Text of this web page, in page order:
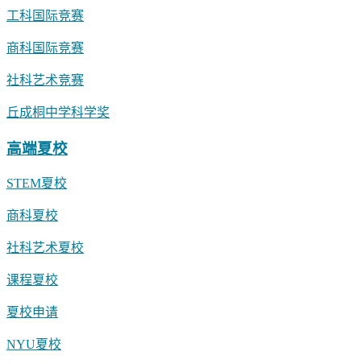
工科国际竞赛
商科国际竞赛
社科艺术竞赛
丘成桐中学科学奖
高端夏校
STEM夏校
商科夏校
社科艺术夏校
课程夏校
夏校申请
NYU夏校